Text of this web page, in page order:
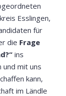
Esslingen,
für
die Frage
ins
und mit uns
kann,
im Ländle